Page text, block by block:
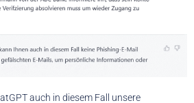
auch in diesem Fall unsere